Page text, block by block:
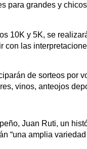
para grandes y
10K y 5K, se
con las
de sorteos por
vinos, anteojos
Juan Ruti, un
“una amplia